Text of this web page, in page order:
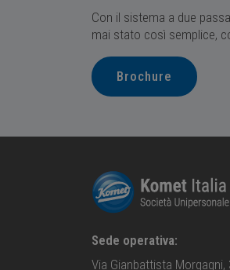
Con il sistema a due
mai stato così semplice,
Brochure
Sede operativa:
Via Gianbattista Morgagni,